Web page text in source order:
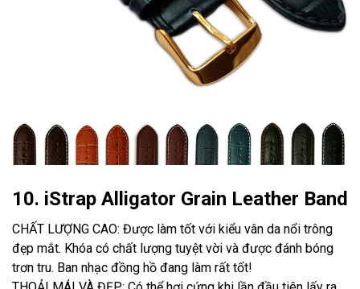
10. iStrap Alligator Grain Leather Band
CHẤT LƯỢNG CAO: Được làm tốt với kiểu vân da nổi trông
đẹp mắt. Khóa có chất lượng tuyệt vời và được đánh bóng
trơn tru. Ban nhạc đồng hồ đang làm rất tốt!